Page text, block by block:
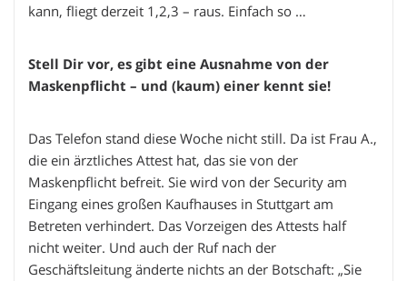
kann, fliegt derzeit 1,2,3 – raus. Einfach so …
Stell Dir vor, es gibt eine Ausnahme von der
Maskenpflicht – und (kaum) einer kennt sie!
Das Telefon stand diese Woche nicht still. Da ist Frau A.,
die ein ärztliches Attest hat, das sie von der
Maskenpflicht befreit. Sie wird von der Security am
Eingang eines großen Kaufhauses in Stuttgart am
Betreten verhindert. Das Vorzeigen des Attests half
nicht weiter. Und auch der Ruf nach der
Geschäftsleitung änderte nichts an der Botschaft: „Sie